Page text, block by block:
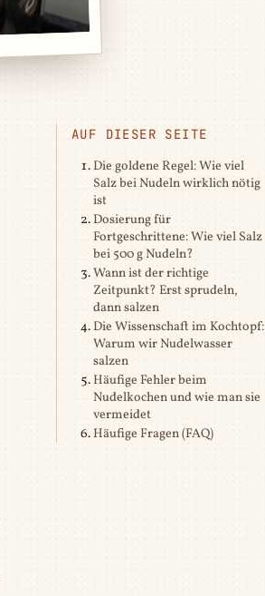
AUF DIESER SEITE
Die goldene Regel: Wie viel
Salz bei Nudeln wirklich nötig
ist
Dosierung für
Fortgeschrittene: Wie viel Salz
bei 500 g Nudeln?
Wann ist der richtige
Zeitpunkt? Erst sprudeln,
dann salzen
Die Wissenschaft im Kochtopf:
Warum wir Nudelwasser
salzen
Häufige Fehler beim
Nudelkochen und wie man sie
vermeidet
Häufige Fragen (FAQ)